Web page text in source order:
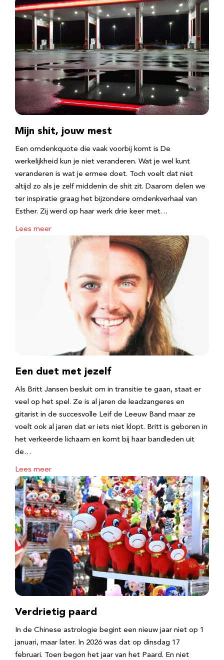
Mijn shit, jouw mest
Een omdenkquote die vaak voorbij komt is De
werkelijkheid kun je niet veranderen. Wat je wel kunt
veranderen is wat je ermee doet. Toch voelt dat niet
altijd zo als je zelf middenin de shit zit. Daarom delen we
ter inspiratie graag het bijzondere omdenkverhaal van
Esther. Zij werd op haar werk drie keer met…
Lees meer
Een duet met jezelf
Als Britt Jansen besluit om in transitie te gaan, staat er
veel op het spel. Ze is al jaren de leadzangeres en
gitarist in de succesvolle Leif de Leeuw Band maar ze
voelt ook al jaren dat er iets niet klopt. Britt is geboren in
het verkeerde lichaam en komt bij haar bandleden uit
de…
Lees meer
Verdrietig paard
In de Chinese astrologie begint een nieuw jaar niet op 1
januari, maar later. In 2026 was dat op dinsdag 17
februari. Toen begon het jaar van het Paard. En niet